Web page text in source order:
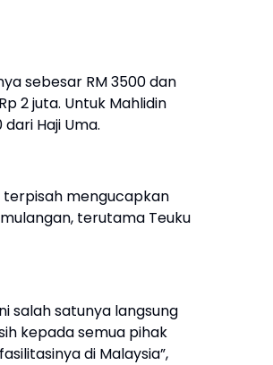
sebesar RM 3500 dan
2 juta. Untuk Mahlidin
Haji Uma.
terpisah mengucapkan
terutama Teuku
salah satunya langsung
kepada semua pihak
di Malaysia”,